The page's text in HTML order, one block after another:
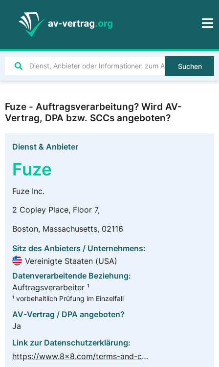
Suchen
Fuze - Auftragsverarbeitung? Wird AV-
Vertrag, DPA bzw. SCCs angeboten?
Dienst & Anbieter
Fuze
Fuze Inc.
2 Copley Place, Floor 7,
Boston, Massachusetts, 02116
Sitz des Anbieters / Unternehmens:
Vereinigte Staaten (USA)
Datenverarbeitende Beziehung:
Auftragsverarbeiter ¹
¹ vorbehaltlich Prüfung im Einzelfall
AV-Vertrag / DPA angeboten?
Ja
Link zur Datenschutzerklärung:
https://www.8x8.com/terms-and-conditions/privacy-policy